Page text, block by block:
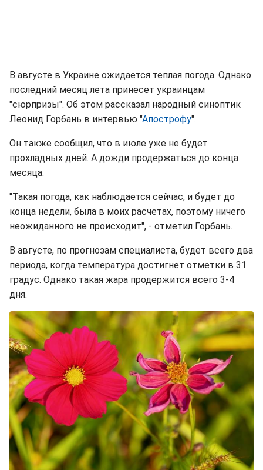
В августе в Украине ожидается теплая погода. Однако
последний месяц лета принесет украинцам
"сюрпризы". Об этом рассказал народный синоптик
Леонид Горбань в интервью "Апострофу".
Он также сообщил, что в июле уже не будет
прохладных дней. А дожди продержаться до конца
месяца.
"Такая погода, как наблюдается сейчас, и будет до
конца недели, была в моих расчетах, поэтому ничего
неожиданного не происходит", - отметил Горбань.
В августе, по прогнозам специалиста, будет всего два
периода, когда температура достигнет отметки в 31
градус. Однако такая жара продержится всего 3-4
дня.